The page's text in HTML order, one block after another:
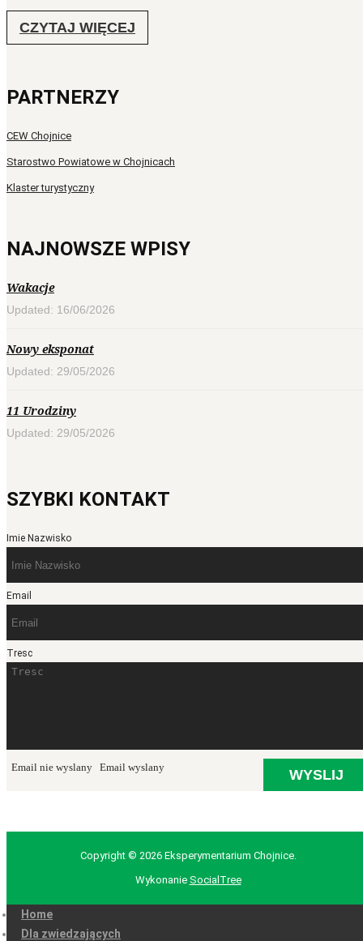
CZYTAJ WIĘCEJ
PARTNERZY
CEW Chojnice
Starostwo Powiatowe w Chojnicach
Klaster turystyczny
NAJNOWSZE WPISY
Wakacje
Updated: 16/06/2026
Nowy eksponat
Updated: 29/05/2026
11 Urodziny
Updated: 29/05/2026
SZYBKI KONTAKT
Imie Nazwisko
Email
Tresc
Email nie wyslany Email wyslany
Copyright © 2026 Eksperymentarium Chojnice.
Wykonanie SocialTree
Home
Dla zwiedzających